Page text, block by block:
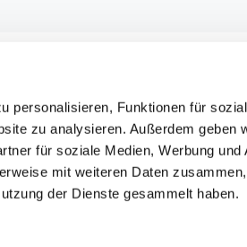
personalisieren, Funktionen für
zu analysieren. Außerdem geben
für soziale Medien, Werbung und
mit weiteren Daten
der Dienste gesammelt haben.
Barrierefreiheitserklärung
Facebook
E-
Mail